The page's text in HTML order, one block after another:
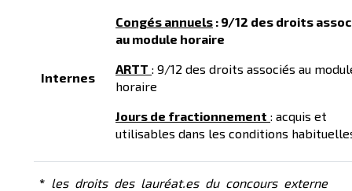
Internes
Congés annuels : 9/12 des droits
au module horaire
ARTT : 9/12 des droits associés au
horaire
Jours de fractionnement : acquis et
utilisables dans les conditions
* les droits des lauréat.es du concours externe